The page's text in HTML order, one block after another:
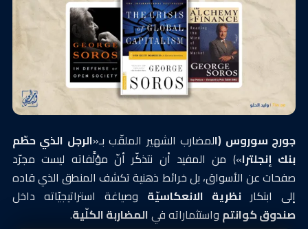
جورج سوروس (المضارب الشهير الملقّب بـ«الرجل الذي حطّم
بنك إنجلترا») من المفيد أن نتذكّر أنّ مؤلَّفاته ليست مجرّد
صفحات عن الأسواق، بل خرائط ذهنية تكشف المنطق الذي قاده
إلى ابتكار نظرية الانعكاسيّة وصياغة استراتيجيّاته داخل
صندوق كوانتم واستثماراته فيالمضاربة الكلّية.